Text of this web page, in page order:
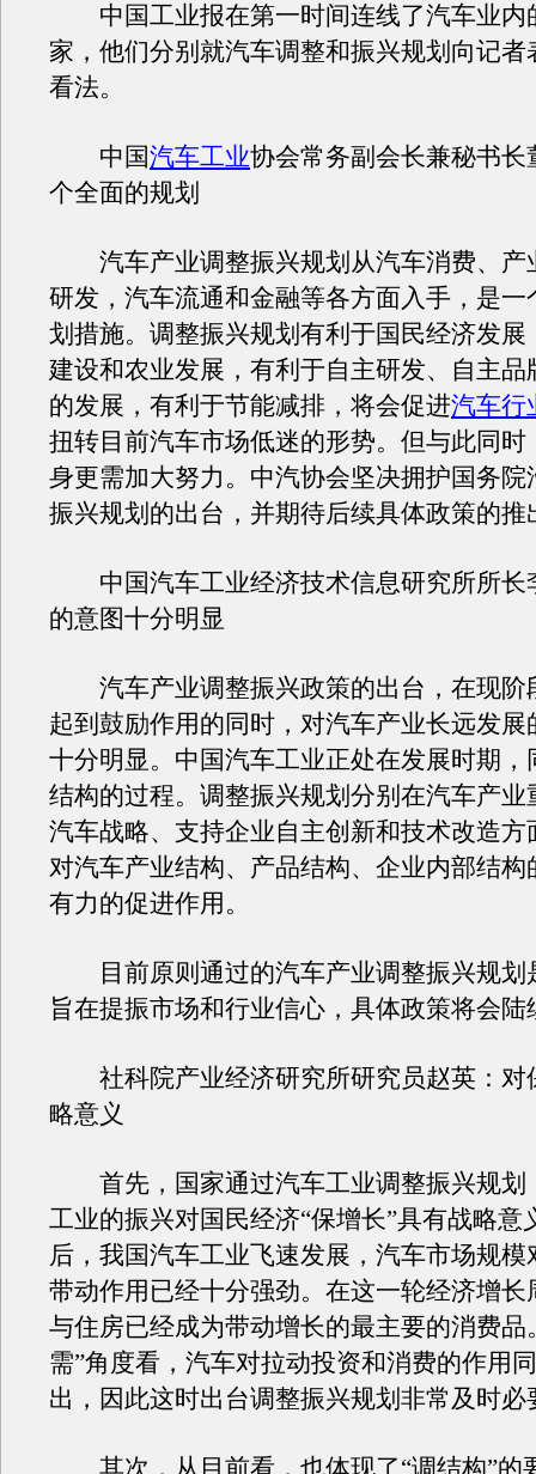
中国工业报在第一时间连线了汽车业内
家，他们分别就汽车调整和振兴规划向记者
看法。
中国汽车工业协会常务副会长兼秘书长
个全面的规划
汽车产业调整振兴规划从汽车消费、产
研发，汽车流通和金融等各方面入手，是一
划措施。调整振兴规划有利于国民经济发展
建设和农业发展，有利于自主研发、自主品
的发展，有利于节能减排，将会促进汽车行
扭转目前汽车市场低迷的形势。但与此同时
身更需加大努力。中汽协会坚决拥护国务院
振兴规划的出台，并期待后续具体政策的推
中国汽车工业经济技术信息研究所所长
的意图十分明显
汽车产业调整振兴政策的出台，在现阶
起到鼓励作用的同时，对汽车产业长远发展
十分明显。中国汽车工业正处在发展时期，
结构的过程。调整振兴规划分别在汽车产业
汽车战略、支持企业自主创新和技术改造方
对汽车产业结构、产品结构、企业内部结构
有力的促进作用。
目前原则通过的汽车产业调整振兴规划
旨在提振市场和行业信心，具体政策将会陆
社科院产业经济研究所研究员赵英：对
略意义
首先，国家通过汽车工业调整振兴规划
工业的振兴对国民经济“保增长”具有战略意
后，我国汽车工业飞速发展，汽车市场规模
带动作用已经十分强劲。在这一轮经济增长
与住房已经成为带动增长的最主要的消费品
需”角度看，汽车对拉动投资和消费的作用
出，因此这时出台调整振兴规划非常及时必
其次，从目前看，也体现了“调结构”的